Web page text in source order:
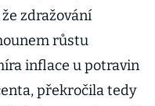
že zdražování
růstu
inflace u potravin
překročila tedy